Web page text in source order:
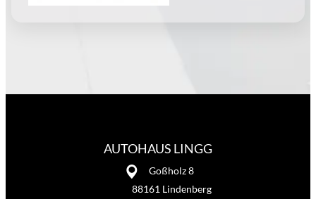
AUTOHAUS LINGG
Goßholz 8
88161 Lindenberg